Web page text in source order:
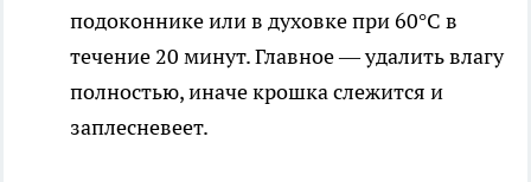
подоконнике или в духовке при 60°C в
течение 20 минут. Главное — удалить влагу
полностью, иначе крошка слежится и
заплесневеет.